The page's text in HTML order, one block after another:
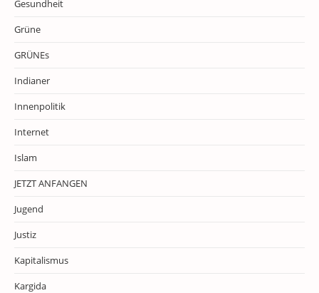
Gesundheit
Grüne
GRÜNEs
Indianer
Innenpolitik
Internet
Islam
JETZT ANFANGEN
Jugend
Justiz
Kapitalismus
Kargida